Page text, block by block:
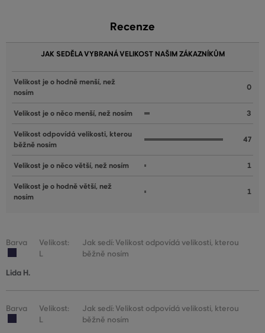
Recenze
JAK SEDĚLA VYBRANÁ VELIKOST NAŠIM ZÁKAZNÍKŮM
Velikost je o hodně menší, než
nosím
0
Velikost je o něco menší, než nosím 3
Velikost odpovídá velikosti, kterou
běžně nosím
47
Velikost je o něco větší, než nosím 1
Velikost je o hodně větší, než
nosím
1
Barva
Velikost:
L
Jak sedí: Velikost odpovídá velikosti, kterou
běžně nosím
Lida H.
Barva
Velikost:
L
Jak sedí: Velikost odpovídá velikosti, kterou
běžně nosím